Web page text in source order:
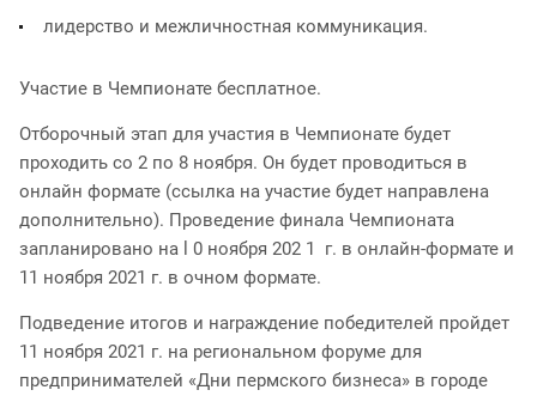
лидерство и межличностная коммуникация.
Участие в Чемпионате бесплатное.
Отборочный этап для участия в Чемпионате будет
проходить со 2 по 8 ноября. Он будет проводиться в
онлайн формате (ссылка на участие будет направлена
дополнительно). Проведение финала Чемпионата
запланировано на l 0 ноября 202 1 г. в онлайн-формате и
11 ноября 2021 г. в очном формате.
Подведение итогов и наrраждение победителей пройдет
11 ноября 2021 г. на региональном форуме для
предпринимателей «Дни пермского бизнеса» в городе